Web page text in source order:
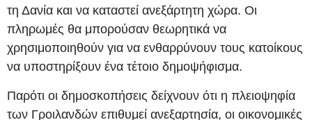
τη Δανία και να καταστεί ανεξάρτητη χώρα. Οι
πληρωμές θα μπορούσαν θεωρητικά να
χρησιμοποιηθούν για να ενθαρρύνουν τους κατοίκους
να υποστηρίξουν ένα τέτοιο δημοψήφισμα.
Παρότι οι δημοσκοπήσεις δείχνουν ότι η πλειοψηφία
των Γροιλανδών επιθυμεί ανεξαρτησία, οι οικονομικές